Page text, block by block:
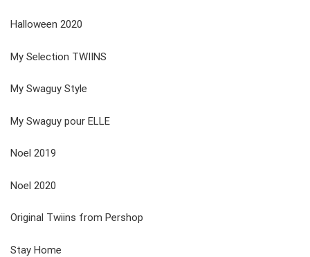
Halloween 2020
My Selection TWIINS
My Swaguy Style
My Swaguy pour ELLE
Noel 2019
Noel 2020
Original Twiins from Pershop
Stay Home